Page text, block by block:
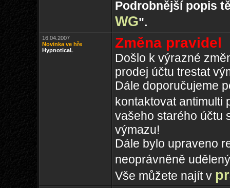
Podrobnější popis
WG".
16.04.2007
Novinka ve hře
HypnoticaL
Změna pravidel
Došlo k výrazné
prodej účtu trestat
Dále doporučujeme
kontaktovat antimulti
vašeho starého účtu
výmazu!
Dále bylo upraveno
neoprávněně
Vše můžete najít v